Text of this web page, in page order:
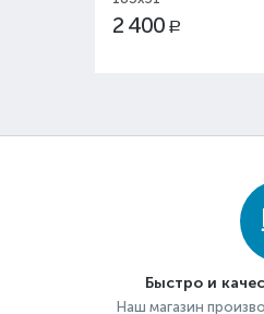
2 400 Р
Быстро и
Наш магазин